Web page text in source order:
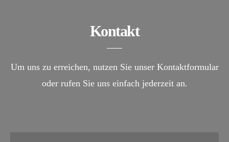
Kontakt
Um uns zu erreichen, nutzen Sie unser Kontaktformular
oder rufen Sie uns einfach jederzeit an.